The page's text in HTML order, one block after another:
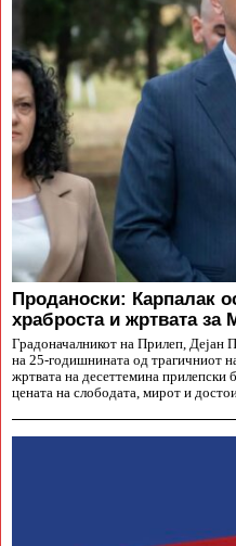
Проданоски: Карпалак
храброста и жртвата за
Градоначалникот на Прилеп, Дејан
на 25-годишнината од трагичниот
жртвата на десеттемина прилепски
цената на слободата, мирот и